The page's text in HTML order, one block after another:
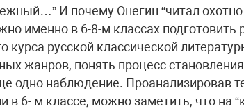
И почему Онегин “читал
именно в 6-8-м классах подготовить
курса русской классической
жанров, понять процесс
одно наблюдение. Проанализировав
в 6- м классе, можно заметить, что на